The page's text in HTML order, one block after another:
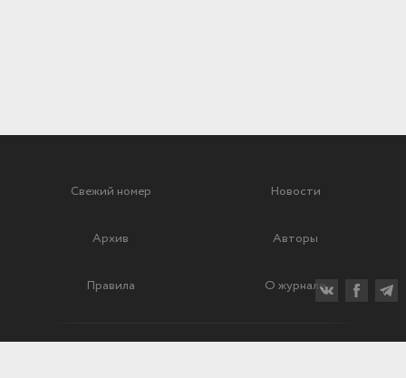
Свежий номер Новости
Архив Авторы
Правила О журнале